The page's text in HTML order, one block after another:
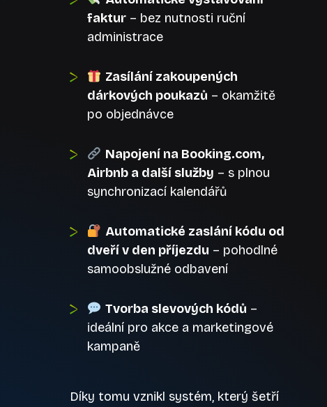
faktur – bez nutnosti ruční
administrace
Zasílání zakoupených
dárkových poukazů – okamžitě
po objednávce
Napojení na Booking.com,
Airbnb a další služby – s plnou
synchronizací kalendářů
Automatické zaslání kódu od
dveří v den příjezdu – pohodlné
samoobslužné odbavení
Tvorba slevových kódů –
ideální pro akce a marketingové
kampaně
Díky tomu vznikl systém, který šetří